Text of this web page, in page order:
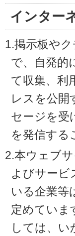
インター
1.掲示板や
で、自発的
て収集、利
レスを公開
セージを受
を発信する
2.本ウェブ
よびサービ
いる企業等
定めていま
しては、